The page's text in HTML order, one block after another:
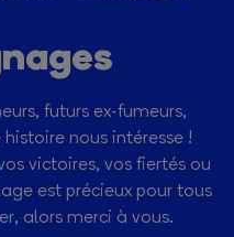
futurs ex-fumeurs,
nous intéresse !
victoires, vos fiertés ou
est précieux pour tous
alors merci à vous.